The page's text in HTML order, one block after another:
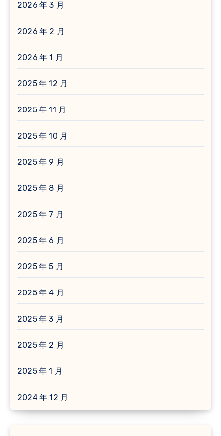
2026 年 3 月
2026 年 2 月
2026 年 1 月
2025 年 12 月
2025 年 11 月
2025 年 10 月
2025 年 9 月
2025 年 8 月
2025 年 7 月
2025 年 6 月
2025 年 5 月
2025 年 4 月
2025 年 3 月
2025 年 2 月
2025 年 1 月
2024 年 12 月